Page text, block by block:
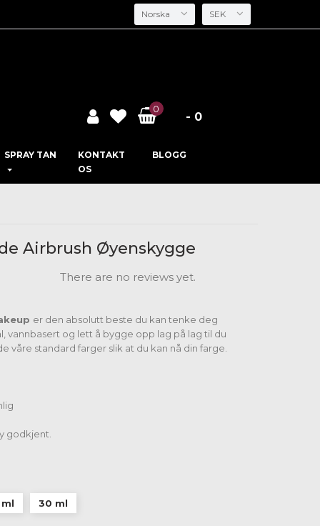
Norska SEK
0
- 0
SPRAY TAN
KONTAKT
OS
BLOGG
Airbrush Øyenskygge
There are no reviews yet.
er den absolutt beste du kan tenke deg
vannbasert og lett å bygge opp lag på lag til du
våre standard farger slik at du kan nå din farge.
godkjent.
ml 30 ml